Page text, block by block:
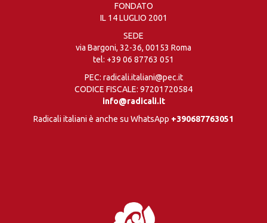
FONDATO
IL 14 LUGLIO 2001
SEDE
via Bargoni, 32-36, 00153 Roma
tel: +39 06 87763 051
PEC: radicali.italiani@pec.it
CODICE FISCALE: 97201720584
info@radicali.it
Radicali italiani è anche su WhatsApp +390687763051